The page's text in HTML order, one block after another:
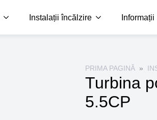
Instalații încălzire Informații
PRIMA PAGINĂ
Turbina
5.5CP